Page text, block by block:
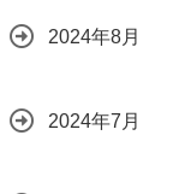
2024年8月
2024年7月